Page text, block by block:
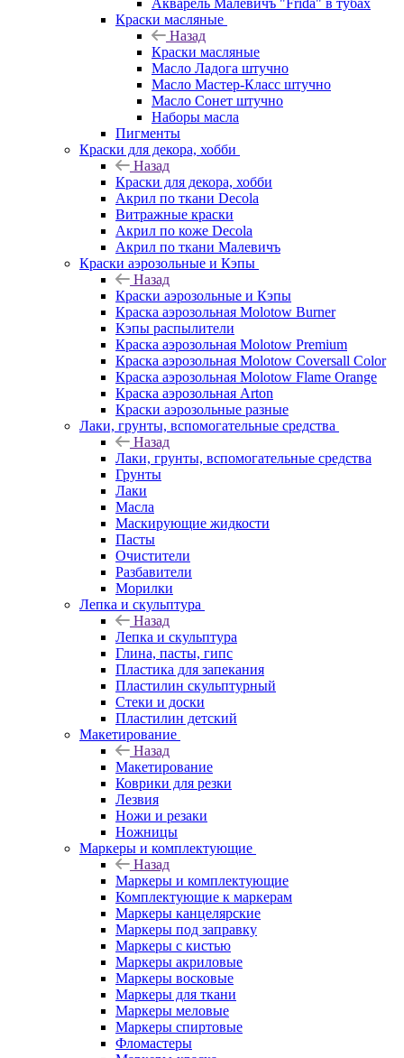
Акварель Малевичъ "Frida" в тубах
Краски масляные
Назад
Краски масляные
Масло Ладога штучно
Масло Мастер-Класс штучно
Масло Сонет штучно
Наборы масла
Пигменты
Краски для декора, хобби
Назад
Краски для декора, хобби
Акрил по ткани Decola
Витражные краски
Акрил по коже Decola
Акрил по ткани Малевичъ
Краски аэрозольные и Кэпы
Назад
Краски аэрозольные и Кэпы
Краска аэрозольная Molotow Burner
Кэпы распылители
Краска аэрозольная Molotow Premium
Краска аэрозольная Molotow Coversall Color
Краска аэрозольная Molotow Flame Orange
Краска аэрозольная Arton
Краски аэрозольные разные
Лаки, грунты, вспомогательные средства
Назад
Лаки, грунты, вспомогательные средства
Грунты
Лаки
Масла
Маскирующие жидкости
Пасты
Очистители
Разбавители
Морилки
Лепка и скульптура
Назад
Лепка и скульптура
Глина, пасты, гипс
Пластика для запекания
Пластилин скульптурный
Стеки и доски
Пластилин детский
Макетирование
Назад
Макетирование
Коврики для резки
Лезвия
Ножи и резаки
Ножницы
Маркеры и комплектующие
Назад
Маркеры и комплектующие
Комплектующие к маркерам
Маркеры канцелярские
Маркеры под заправку
Маркеры с кистью
Маркеры акриловые
Маркеры восковые
Маркеры для ткани
Маркеры меловые
Маркеры спиртовые
Фломастеры